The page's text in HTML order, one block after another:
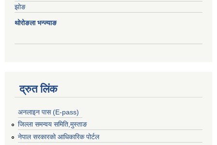
झोङ
थोरोङला भन्ज्याङ
द्रुत लिंक
अनलाइन पास (E-pass)
जिल्ला समन्वय समिति,मुस्ताङ
नेपाल सरकारको आधिकारिक पोर्टल